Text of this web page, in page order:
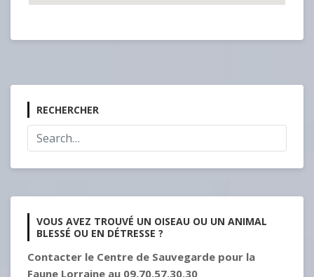
RECHERCHER
VOUS AVEZ TROUVÉ UN OISEAU OU UN ANIMAL
BLESSÉ OU EN DÉTRESSE ?
Contacter le Centre de Sauvegarde pour la
Faune Lorraine au 09.70.57.30.30